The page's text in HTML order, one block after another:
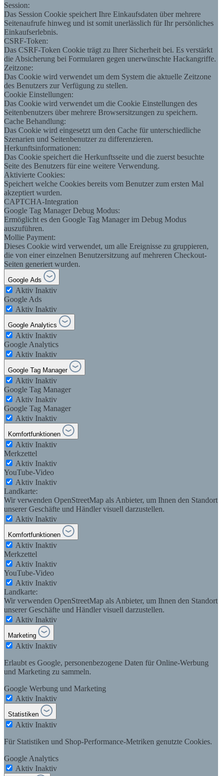
Session:
Das Session Cookie speichert Ihre Einkaufsdaten über mehrere
Seitenaufrufe hinweg und ist somit unerlässlich für Ihr persönliches
Einkaufserlebnis.
CSRF-Token:
Das CSRF-Token Cookie trägt zu Ihrer Sicherheit bei. Es verstärkt
die Absicherung bei Formularen gegen unerwünschte Hackangriffe.
Zeitzone:
Das Cookie wird verwendet um dem System die aktuelle Zeitzone
des Benutzers zur Verfügung zu stellen.
Cookie Einstellungen:
Das Cookie wird verwendet um die Cookie Einstellungen des
Seitenbenutzers über mehrere Browsersitzungen zu speichern.
Cache Behandlung:
Das Cookie wird eingesetzt um den Cache für unterschiedliche
Szenarien und Seitenbenutzer zu differenzieren.
Herkunftsinformationen:
Das Cookie speichert die Herkunftsseite und die zuerst besuchte
Seite des Benutzers für eine weitere Verwendung.
Aktivierte Cookies:
Speichert welche Cookies bereits vom Benutzer zum ersten Mal
akzeptiert wurden.
CAPTCHA-Integration
Google Tag Manager Debug Modus:
Ermöglicht es den Google Tag Manager im Debug Modus
auszuführen.
Mollie Payment:
Dieses Cookie wird verwendet, um alle Ereignisse zu gruppieren,
die von einer einzelnen Benutzersitzung auf mehreren Checkout-
Seiten generiert wurden.
Google Ads
Aktiv Inaktiv
Google Ads
Aktiv Inaktiv
Google Analytics
Aktiv Inaktiv
Google Analytics
Aktiv Inaktiv
Google Tag Manager
Aktiv Inaktiv
Google Tag Manager
Aktiv Inaktiv
Google Tag Manager
Aktiv Inaktiv
Komfortfunktionen
Aktiv Inaktiv
Merkzettel
Aktiv Inaktiv
YouTube-Video
Aktiv Inaktiv
Landkarte:
Wir verwenden OpenStreetMap als Anbieter, um Ihnen den Standort
unserer Geschäfte und Händler visuell darzustellen.
Aktiv Inaktiv
Komfortfunktionen
Aktiv Inaktiv
Merkzettel
Aktiv Inaktiv
YouTube-Video
Aktiv Inaktiv
Landkarte:
Wir verwenden OpenStreetMap als Anbieter, um Ihnen den Standort
unserer Geschäfte und Händler visuell darzustellen.
Aktiv Inaktiv
Marketing
Aktiv Inaktiv
Erlaubt es Google, personenbezogene Daten für Online-Werbung
und Marketing zu sammeln.
Google Werbung und Marketing
Aktiv Inaktiv
Statistiken
Aktiv Inaktiv
Für Statistiken und Shop-Performance-Metriken genutzte Cookies.
Google Analytics
Aktiv Inaktiv